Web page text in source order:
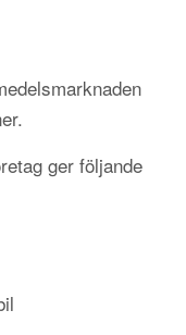
ger följande